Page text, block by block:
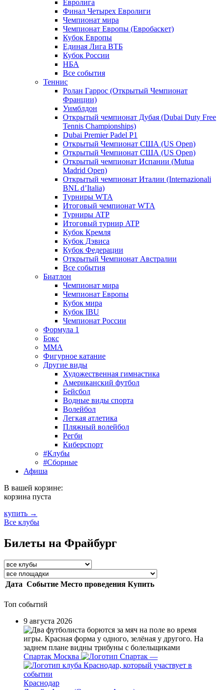
Евролига
Финал Четырех Евролиги
Чемпионат мира
Чемпионат Европы (Евробаскет)
Кубок Европы
Единая Лига ВТБ
Кубок России
НБА
Все события
Теннис
Ролан Гаррос (Открытый Чемпионат
Франции)
Уимблдон
Открытый чемпионат Дубая (Dubai Duty Free
Tennis Championships)
Dubai Premier Padel P1
Открытый Чемпионат США (US Open)
Открытый Чемпионат США (US Open)
Открытый чемпионат Испании (Mutua
Madrid Open)
Открытый чемпионат Италии (Internazionali
BNL d’Italia)
Турниры WTA
Итоговый чемпионат WTA
Турниры ATP
Итоговый турнир ATP
Кубок Кремля
Кубок Дэвиса
Кубок Федерации
Открытый Чемпионат Австралии
Все события
Биатлон
Чемпионат мира
Чемпионат Европы
Кубок мира
Кубок IBU
Чемпионат России
Формула 1
Бокс
MMA
Фигурное катание
Другие виды
Художественная гимнастика
Американский футбол
Бейсбол
Водные виды спорта
Волейбол
Легкая атлетика
Пляжный волейбол
Регби
Киберспорт
#Клубы
#Сборные
Афиша
В вашей корзине:
корзина пуста
купить →
Все клубы
Билеты на Фрайбург
Дата Событие Место проведения Купить
Топ событий
9 августа 2026
Спартак Москва —
Краснодар